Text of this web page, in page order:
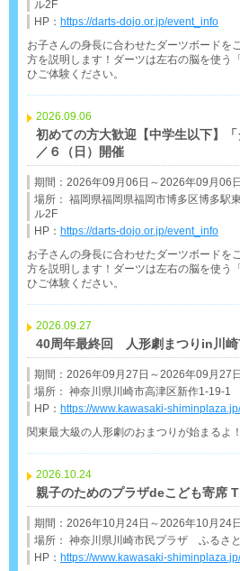
ル2F
HP： https://darts-dojo.or.jp/event_info
お子さんの身長に合わせたダーツボードを
方を説明します！ダーツは左右の脳を使う
ひご体験ください。
2026.09.06
初めての方大歓迎【中学生以下】
／６（日）開催
期間：2026年09月06日～2026年09月06日
場所： 福岡県福岡県福岡市博多区博多駅
ル2F
HP： https://darts-dojo.or.jp/event_info
お子さんの身長に合わせたダーツボードを
方を説明します！ダーツは左右の脳を使う
ひご体験ください。
2026.09.27
40周年最終回 人形劇まつりin川崎
期間：2026年09月27日～2026年09月27日
場所： 神奈川県川崎市高津区新作1-19-1
HP： https://www.kawasaki-
関東最大級の人形劇のおまつりが始まるよ！
2026.10.24
親子のためのプラザdeこども寄席
期間：2026年10月24日～2026年10月24日
場所： 神奈川県川崎市民プラザ ふるさ
HP： https://www.kawasaki-